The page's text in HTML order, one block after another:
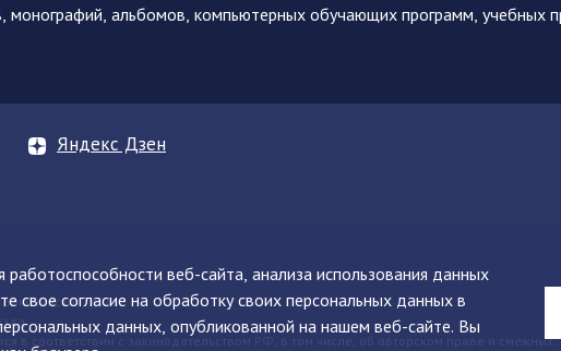
веб-сайта, анализа использования данных
свое согласие на обработку своих персональных данных в
данных, опубликованной на нашем веб-сайте. Вы
монографий, альбомов, компьютерных обучающих программ, учебных
Яндекс Дзен
д. 71
в соответствии с законодательством РФ, в том числе, об авторском праве и смежных